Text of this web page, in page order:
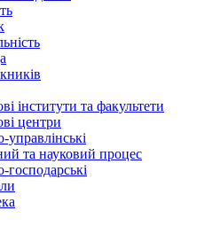
інститути та факультети
центри
управлінські
та науковий процес
господарські